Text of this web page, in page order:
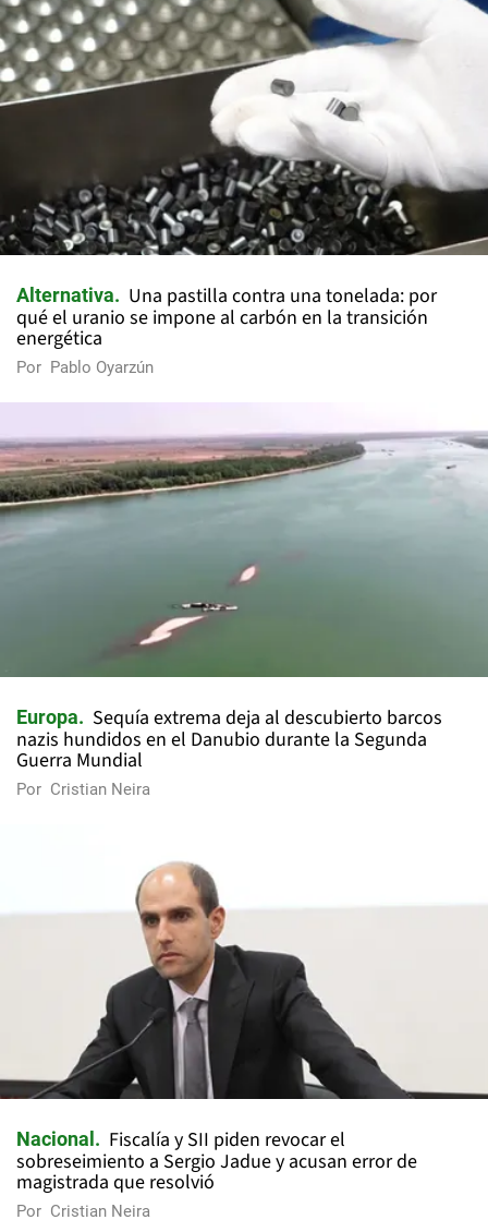
Alternativa
Una pastilla contra una tonelada: por
qué el uranio se impone al carbón en la transición
energética
Por Pablo Oyarzún
Europa
Sequía extrema deja al descubierto barcos
nazis hundidos en el Danubio durante la Segunda
Guerra Mundial
Por Cristian Neira
Nacional
Fiscalía y SII piden revocar el
sobreseimiento a Sergio Jadue y acusan error de
magistrada que resolvió
Por Cristian Neira